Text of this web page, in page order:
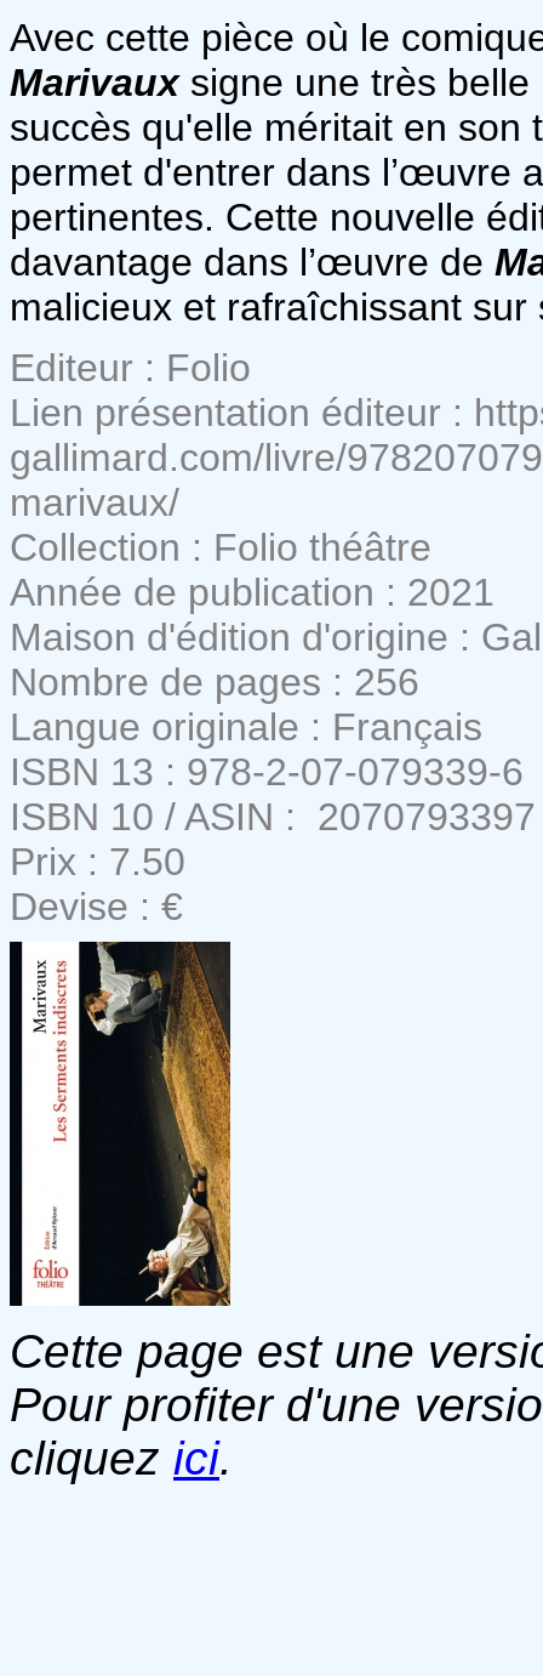
Avec cette pièce où le
Marivauxsigne une très belle
succès qu'elle méritait en son
permet d'entrer dans l’œuvre
pertinentes. Cette nouvelle
davantage dans l’œuvre de
malicieux et rafraîchissant
Editeur : Folio
Lien présentation éditeur :
gallimard.com/livre/
marivaux/
Collection : Folio théâtre
Année de publication : 2021
Maison d'édition d'origine :
Nombre de pages : 256
Langue originale : Français
ISBN 13 : 978-2-07-079339-6
ISBN 10 / ASIN : ‎ 2070793397
Prix : 7.50
Devise : €
Cette page est une
Pour profiter d'une
cliquez ici.